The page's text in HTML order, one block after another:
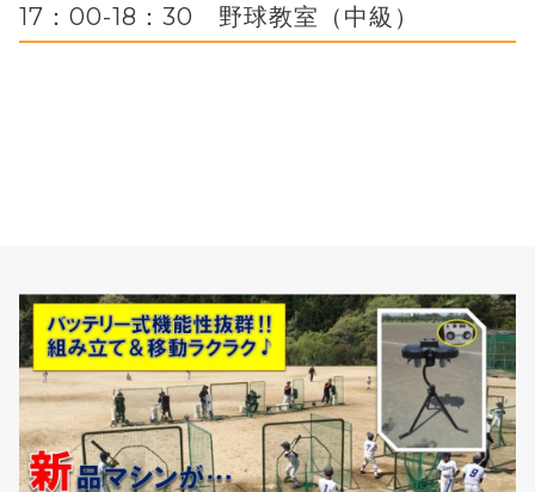
17：00-18：30 野球教室（中級）